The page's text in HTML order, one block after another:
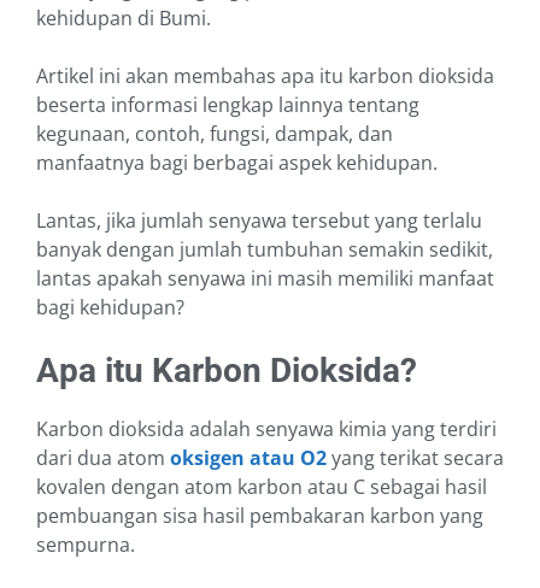
kehidupan di Bumi.
Artikel ini akan membahas apa itu karbon dioksida
beserta informasi lengkap lainnya tentang
kegunaan, contoh, fungsi, dampak, dan
manfaatnya bagi berbagai aspek kehidupan.
Lantas, jika jumlah senyawa tersebut yang terlalu
banyak dengan jumlah tumbuhan semakin sedikit,
lantas apakah senyawa ini masih memiliki manfaat
bagi kehidupan?
Apa itu Karbon Dioksida?
Karbon dioksida adalah senyawa kimia yang terdiri
dari dua atom oksigen atau O2yang terikat secara
kovalen dengan atom karbon atau C sebagai hasil
pembuangan sisa hasil pembakaran karbon yang
sempurna.